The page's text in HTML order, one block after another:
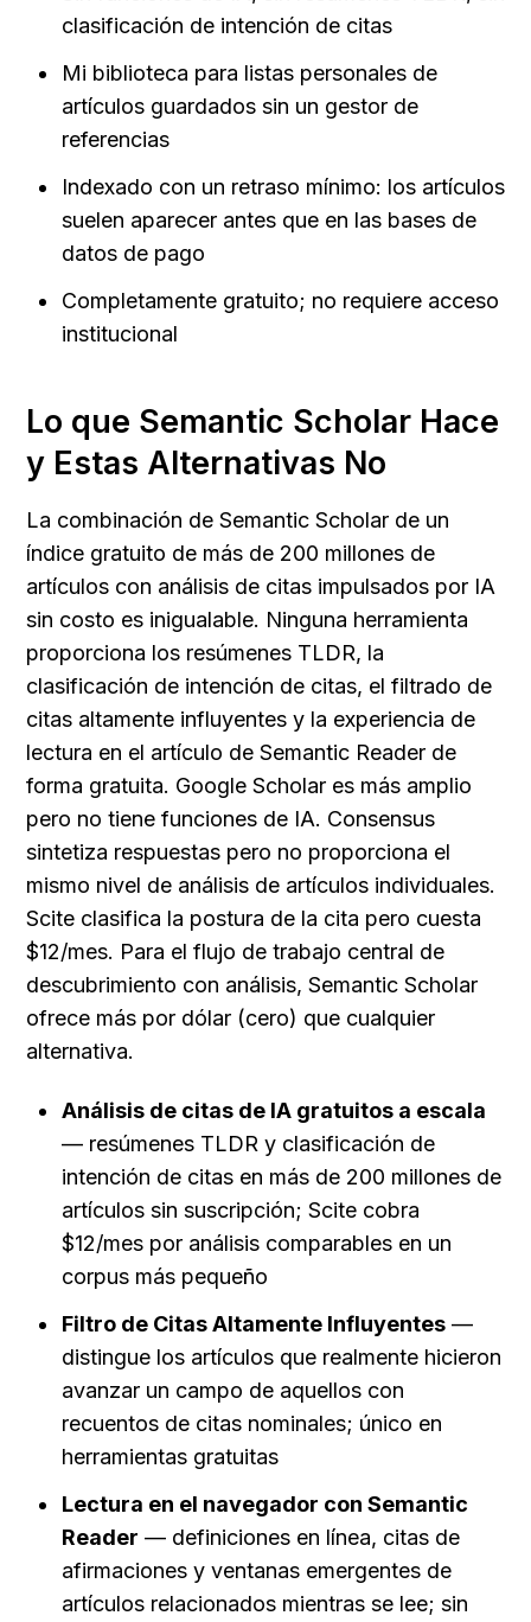
clasificación de intención de citas
Mi biblioteca para listas personales de
artículos guardados sin un gestor de
referencias
Indexado con un retraso mínimo: los artículos
suelen aparecer antes que en las bases de
datos de pago
Completamente gratuito; no requiere acceso
institucional
Lo que Semantic Scholar Hace
y Estas Alternativas No
La combinación de Semantic Scholar de un
índice gratuito de más de 200 millones de
artículos con análisis de citas impulsados por IA
sin costo es inigualable. Ninguna herramienta
proporciona los resúmenes TLDR, la
clasificación de intención de citas, el filtrado de
citas altamente influyentes y la experiencia de
lectura en el artículo de Semantic Reader de
forma gratuita. Google Scholar es más amplio
pero no tiene funciones de IA. Consensus
sintetiza respuestas pero no proporciona el
mismo nivel de análisis de artículos individuales.
Scite clasifica la postura de la cita pero cuesta
$12/mes. Para el flujo de trabajo central de
descubrimiento con análisis, Semantic Scholar
ofrece más por dólar (cero) que cualquier
alternativa.
Análisis de citas de IA gratuitos a escala
— resúmenes TLDR y clasificación de
intención de citas en más de 200 millones de
artículos sin suscripción; Scite cobra
$12/mes por análisis comparables en un
corpus más pequeño
Filtro de Citas Altamente Influyentes —
distingue los artículos que realmente hicieron
avanzar un campo de aquellos con
recuentos de citas nominales; único en
herramientas gratuitas
Lectura en el navegador con Semantic
Reader — definiciones en línea, citas de
afirmaciones y ventanas emergentes de
artículos relacionados mientras se lee; sin